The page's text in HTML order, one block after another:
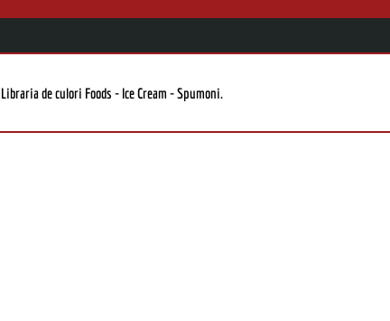
Libraria de culori Foods - Ice Cream - Spumoni.